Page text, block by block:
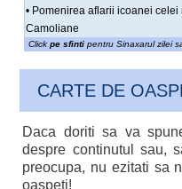
• Pomenirea aflarii icoanei
Camoliane
Click pe sfintipentru Sinaxarul zilei
CARTE DE
Daca doriti sa va
despre continutul sau,
preocupa, nu ezitati sa
oaspeti!